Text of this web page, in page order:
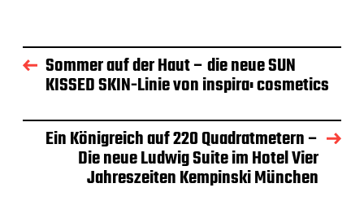
Sommer auf der Haut – die neue SUN
KISSED SKIN-Linie von inspira: cosmetics
Ein Königreich auf 220 Quadratmetern –
Die neue Ludwig Suite im Hotel Vier
Jahreszeiten Kempinski München